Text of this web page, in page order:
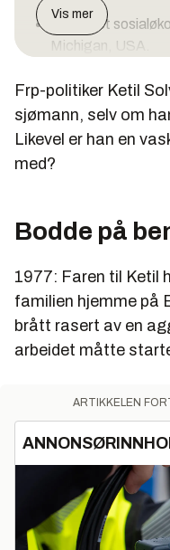
Utdannet
Michigan, USA.
Vis mer
Frp-politiker Ketil
sjømann, selv om
Likevel er han en
med?
Bodde på
1977: Faren til Ketil
familien hjemme på
brått rasert av en
arbeidet måtte
ARTIKKELEN